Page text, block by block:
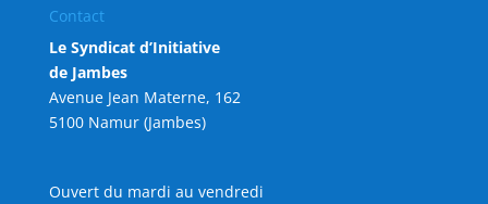
Contact
Le Syndicat d’Initiative
de Jambes
Avenue Jean Materne, 162
5100 Namur (Jambes)
Ouvert du mardi au vendredi